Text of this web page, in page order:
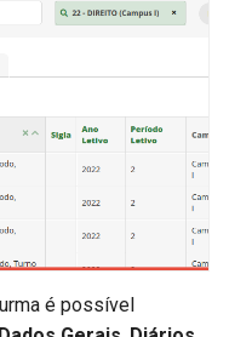
é possível